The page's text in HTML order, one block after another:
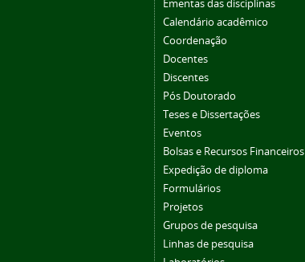
Ementas das disciplinas
Calendário acadêmico
Coordenação
Docentes
Discentes
Pós Doutorado
Teses e Dissertações
Eventos
Bolsas e Recursos Financeiros
Expedição de diploma
Formulários
Projetos
Grupos de pesquisa
Linhas de pesquisa